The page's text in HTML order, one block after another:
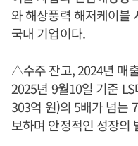
와 해상풍력 해저케이블
국내 기업이다.
△수주 잔고, 2024년 매
2025년 9월10일 기준
303억 원)의 5배가 넘는
보하며 안정적인 성장의